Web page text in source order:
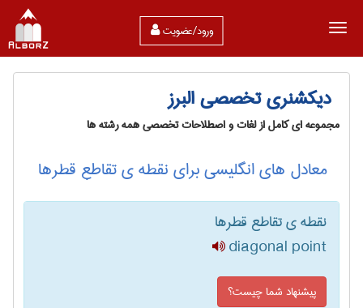
ورود/عضویت
دیکشنری تخصصی البرز
مجموعه ای کامل از لغات و اصطلاحات تخصصی همه رشته ها
معادل های انگلیسی برای نقطه ی تقاطع قطرها
نقطه ی تقاطع قطرها
diagonal point
پیشنهاد شما چیست؟